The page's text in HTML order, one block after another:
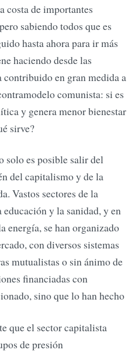
costa de importantes
sabiendo todos que es
hasta ahora para ir más
haciendo desde las
contribuido en gran medida a
comunista: si es
y genera menor bienestar
sirve?
solo es posible salir del
del capitalismo y de la
Vastos sectores de la
y la sanidad, y en
energía, se han organizado
con diversos sistemas
mutualistas o sin ánimo de
financiadas con
sino que lo han hecho
que el sector capitalista
de presión